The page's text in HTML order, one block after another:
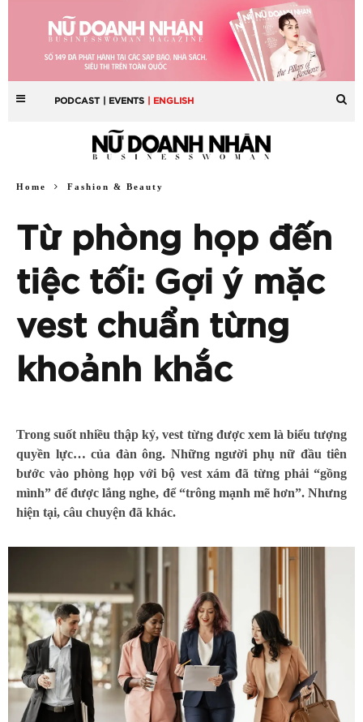
PODCAST | EVENTS | ENGLISH
Home Fashion & Beauty
Từ phòng họp đến
tiệc tối: Gợi ý mặc
vest chuẩn từng
khoảnh khắc
Trong suốt nhiều thập kỷ, vest từng được xem là biểu tượng
quyền lực… của đàn ông. Những người phụ nữ đầu tiên
bước vào phòng họp với bộ vest xám đã từng phải “gồng
mình” để được lắng nghe, để “trông mạnh mẽ hơn”. Nhưng
hiện tại, câu chuyện đã khác.